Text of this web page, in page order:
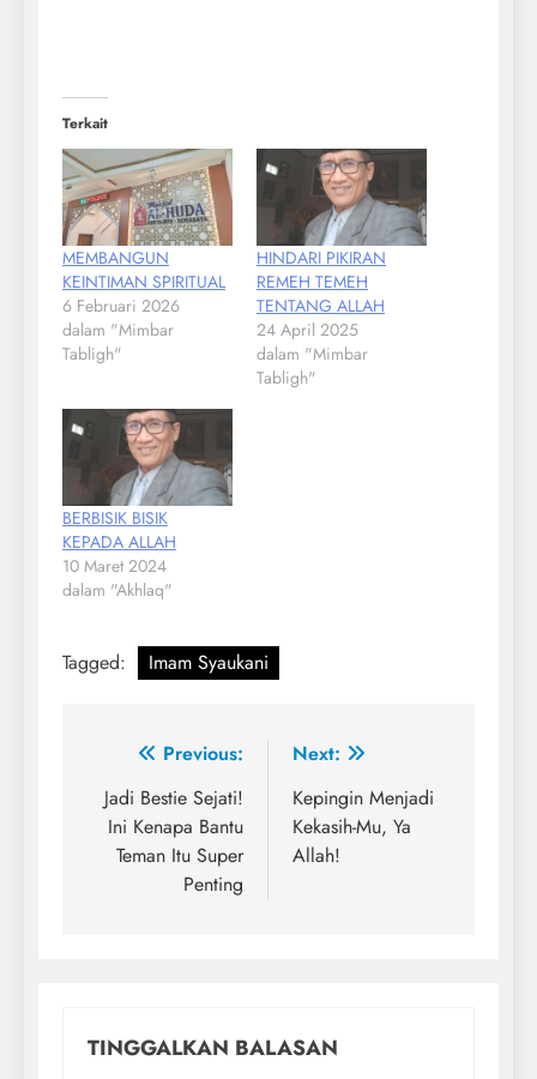
Terkait
MEMBANGUN
KEINTIMAN SPIRITUAL
6 Februari 2026
dalam "Mimbar
Tabligh"
HINDARI PIKIRAN
REMEH TEMEH
TENTANG ALLAH
24 April 2025
dalam "Mimbar
Tabligh"
BERBISIK BISIK
KEPADA ALLAH
10 Maret 2024
dalam "Akhlaq"
Tagged: Imam Syaukani
Navigasi
pos
Previous:
Jadi Bestie Sejati!
Ini Kenapa Bantu
Teman Itu Super
Penting
Next:
Kepingin Menjadi
Kekasih-Mu, Ya
Allah!
TINGGALKAN BALASAN